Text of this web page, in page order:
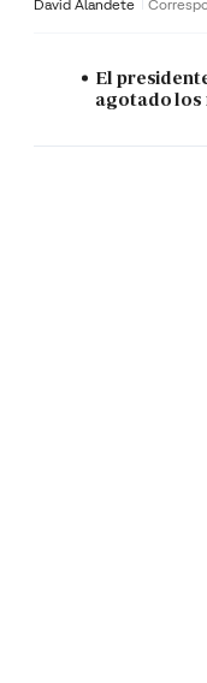
David Alandete
El
agotado los